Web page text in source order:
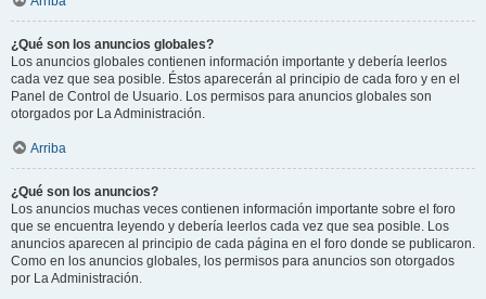
¿Qué son los anuncios globales?
Los anuncios globales contienen información importante y debería leerlos
cada vez que sea posible. Éstos aparecerán al principio de cada foro y en el
Panel de Control de Usuario. Los permisos para anuncios globales son
otorgados por La Administración.
Arriba
¿Qué son los anuncios?
Los anuncios muchas veces contienen información importante sobre el foro
que se encuentra leyendo y debería leerlos cada vez que sea posible. Los
anuncios aparecen al principio de cada página en el foro donde se publicaron.
Como en los anuncios globales, los permisos para anuncios son otorgados
por La Administración.